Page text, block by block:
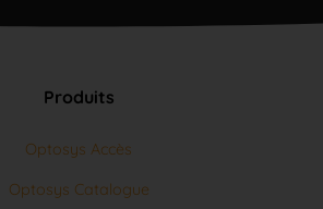
Optosys Catalogue
Optosys Commande